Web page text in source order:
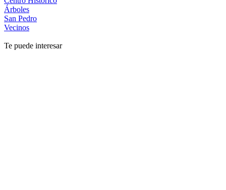
Árboles
San Pedro
Vecinos
Te puede interesar